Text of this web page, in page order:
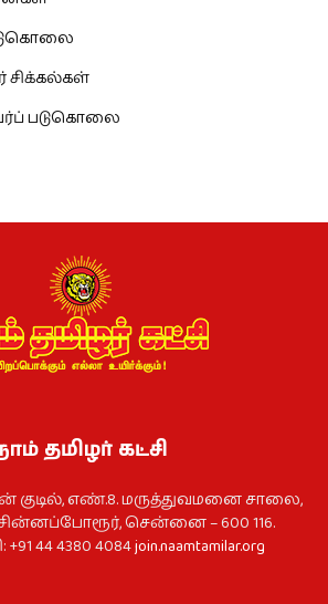
சிக்கல்கள்
படுகொலை
தமிழர் கட்சி
குடில், எண்.8. மருத்துவமனை சாலை,
சென்னை – 600 116.
44 4380 4084join.naamtamilar.org